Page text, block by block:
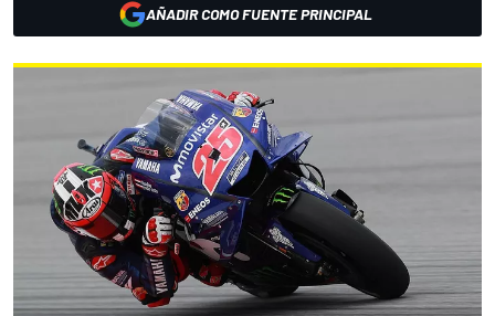
AÑADIR COMO FUENTE PRINCIPAL